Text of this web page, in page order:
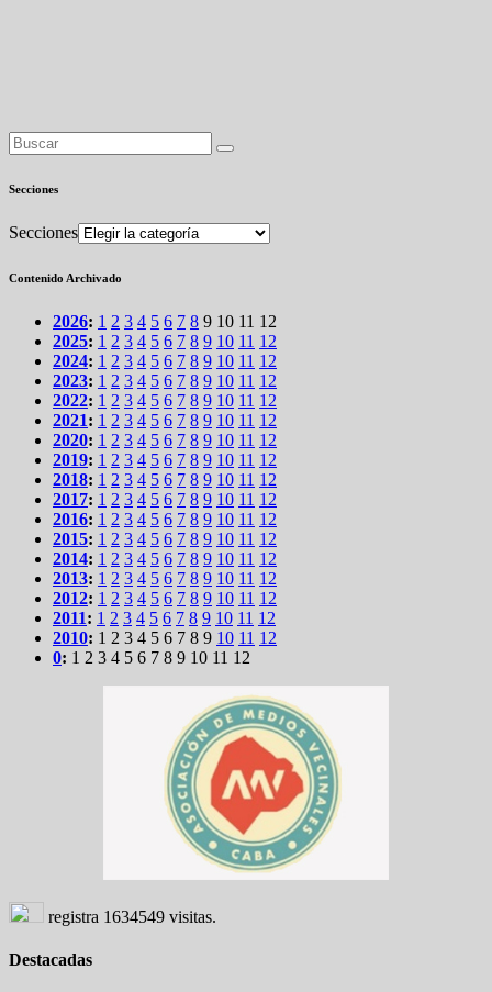
Secciones
Secciones
Contenido Archivado
2026: 1 2 3 4 5 6 7 8 9 10 11 12
2025: 1 2 3 4 5 6 7 8 9 10 11 12
2024: 1 2 3 4 5 6 7 8 9 10 11 12
2023: 1 2 3 4 5 6 7 8 9 10 11 12
2022: 1 2 3 4 5 6 7 8 9 10 11 12
2021: 1 2 3 4 5 6 7 8 9 10 11 12
2020: 1 2 3 4 5 6 7 8 9 10 11 12
2019: 1 2 3 4 5 6 7 8 9 10 11 12
2018: 1 2 3 4 5 6 7 8 9 10 11 12
2017: 1 2 3 4 5 6 7 8 9 10 11 12
2016: 1 2 3 4 5 6 7 8 9 10 11 12
2015: 1 2 3 4 5 6 7 8 9 10 11 12
2014: 1 2 3 4 5 6 7 8 9 10 11 12
2013: 1 2 3 4 5 6 7 8 9 10 11 12
2012: 1 2 3 4 5 6 7 8 9 10 11 12
2011: 1 2 3 4 5 6 7 8 9 10 11 12
2010: 1 2 3 4 5 6 7 8 9 10 11 12
0: 1 2 3 4 5 6 7 8 9 10 11 12
registra 1634549 visitas.
Destacadas